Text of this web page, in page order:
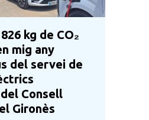
kg de CO₂
mig any
del servei de
Consell
Gironès